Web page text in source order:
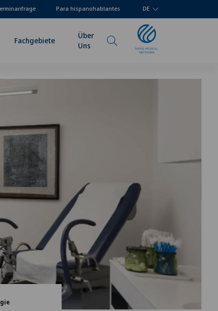
Para hispanohablantes DE
Fachgebiete
Über
Uns